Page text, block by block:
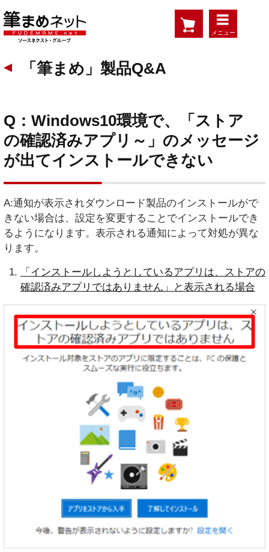
メニュー
「筆まめ」製品Q&A
Q：Windows10環境で、「ストア
の確認済みアプリ～」のメッセージ
が出てインストールできない
A:通知が表示されダウンロード製品のインストールがで
きない場合は、設定を変更することでインストールでき
るようになります。表示される通知によって対処が異な
ります。
「インストールしようとしているアプリは、ストアの
確認済みアプリではありません」と表示される場合